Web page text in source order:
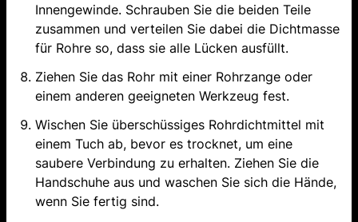
Innengewinde. Schrauben Sie die beiden Teile
zusammen und verteilen Sie dabei die Dichtmasse
für Rohre so, dass sie alle Lücken ausfüllt.
Ziehen Sie das Rohr mit einer Rohrzange oder
einem anderen geeigneten Werkzeug fest.
Wischen Sie überschüssiges Rohrdichtmittel mit
einem Tuch ab, bevor es trocknet, um eine
saubere Verbindung zu erhalten. Ziehen Sie die
Handschuhe aus und waschen Sie sich die Hände,
wenn Sie fertig sind.